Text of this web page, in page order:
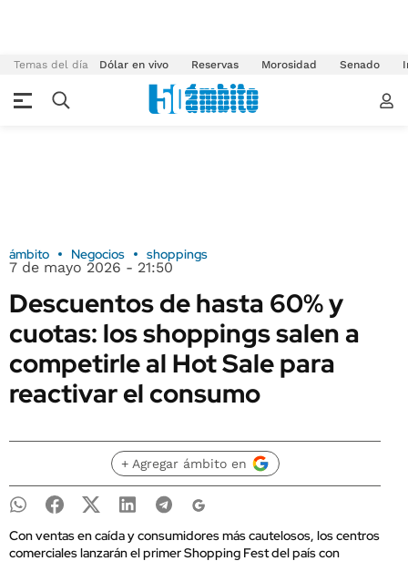
Temas del día Dólar en vivo Reservas Morosidad Senado
ámbito Negocios shoppings
7 de mayo 2026 - 21:50
Descuentos de hasta 60% y
cuotas: los shoppings salen a
competirle al Hot Sale para
reactivar el consumo
+ Agregar ámbito en
Con ventas en caída y consumidores más cautelosos, los centros
comerciales lanzarán el primer Shopping Fest del país con